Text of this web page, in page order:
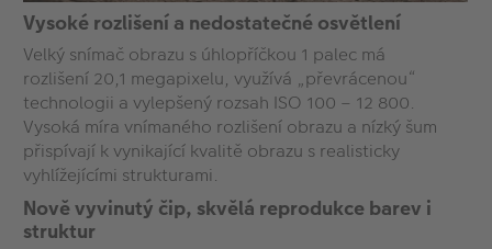
Vysoké rozlišení a nedostatečné osvětlení
Velký snímač obrazu s úhlopříčkou 1 palec má
rozlišení 20,1 megapixelu, využívá „převrácenou“
technologii a vylepšený rozsah ISO 100 – 12 800.
Vysoká míra vnímaného rozlišení obrazu a nízký šum
přispívají k vynikající kvalitě obrazu s realisticky
vyhlížejícími strukturami.
Nově vyvinutý čip, skvělá reprodukce barev i
struktur